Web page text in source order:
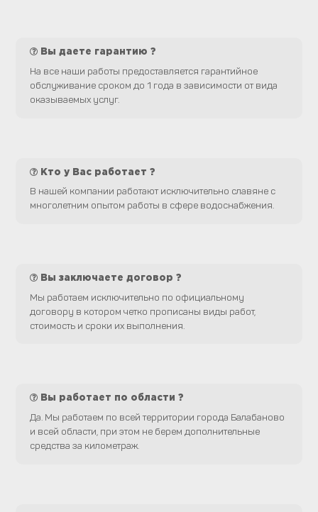
Вы даете гарантию ?
На все наши работы предоставляется гарантийное
обслуживание сроком до 1 года в зависимости от вида
оказываемых услуг.
Кто у Вас работает ?
В нашей компании работают исключительно славяне с
многолетним опытом работы в сфере водоснабжения.
Вы заключаете договор ?
Мы работаем исключительно по официальному
договору в котором четко прописаны виды работ,
стоимость и сроки их выполнения.
Вы работает по области ?
Да. Мы работаем по всей территории города Балабаново
и всей области, при этом не берем дополнительные
средства за километраж.